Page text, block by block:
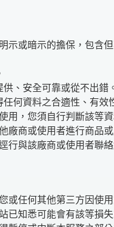
示或暗示的擔保，包含
、安全可靠或從不出錯
何資料之合適性、有
用，您須自行判斷該等
廠商或使用者進行商品
行與該廠商或使用者聯
或任何其他第三方因使
已知悉可能會有該等損